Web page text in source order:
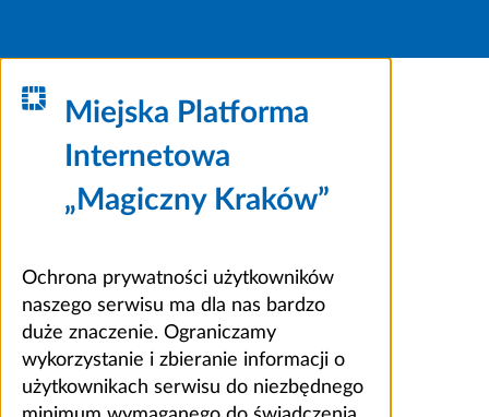
Miejska Platforma
Internetowa
„Magiczny Kraków”
Ochrona prywatności użytkowników
naszego serwisu ma dla nas bardzo
duże znaczenie. Ograniczamy
wykorzystanie i zbieranie informacji o
użytkownikach serwisu do niezbędnego